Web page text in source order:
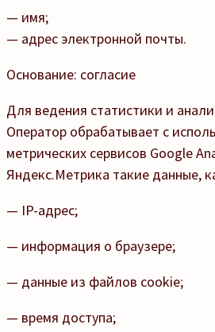
— имя;
— адрес электронной почты.
Основание: согласие
Для ведения статистики и
Оператор обрабатывает с
метрических сервисов Google
Яндекс.Метрика такие данные,
— IP-адрес;
— информация о браузере;
— данные из файлов cookie;
— время доступа;